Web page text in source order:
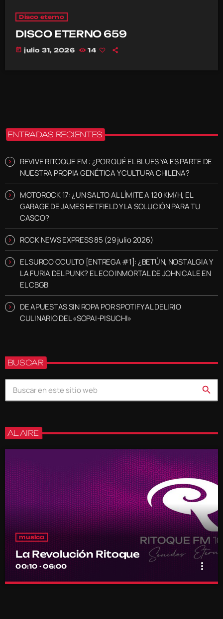
Disco eterno
DISCO ETERNO 659
today julio 31, 2026 14
ENTRADAS RECIENTES
REVIVE RITOQUE FM : ¿POR QUÉ EL BLUES YA ES PARTE DE
NUESTRA PROPIA GENÉTICA Y CULTURA CHILENA?
MOTOROCK 17: ¿UN SALTO AL LÍMITE A 120 KM/H, EL
GARAGE DE JAMES HETFIELD Y LA SOLUCIÓN PARA TU
CASCO?
ROCK NEWS EXPRESS 85 (29 julio 2026)
EL SURCO OCULTO [ENTREGA #1]: ¿BETÚN, NOSTALGIA Y
LA FURIA DEL PUNK? EL ECO INMORTAL DE JOHN CALE EN
EL CBGB
DE APUESTAS SIN ROPA POR SPOTIFY AL DELIRIO
CULINARIO DEL «SOPAI-PISUCHI»
BUSCAR
search
AL AIRE
musica
La Revolución Ritoque
00:10 - 06:00 more_vert